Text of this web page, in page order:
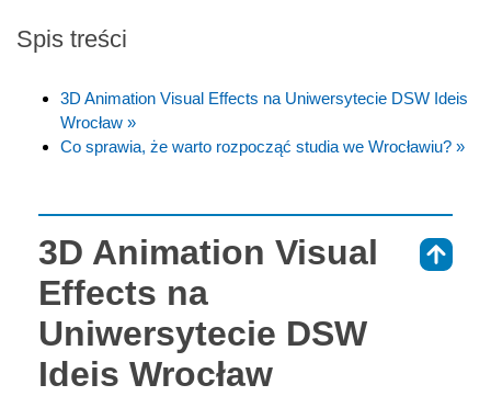
Spis treści
3D Animation Visual Effects na Uniwersytecie DSW Ideis
Wrocław »
Co sprawia, że warto rozpocząć studia we Wrocławiu? »
3D Animation Visual
Effects na
Uniwersytecie DSW
Ideis Wrocław